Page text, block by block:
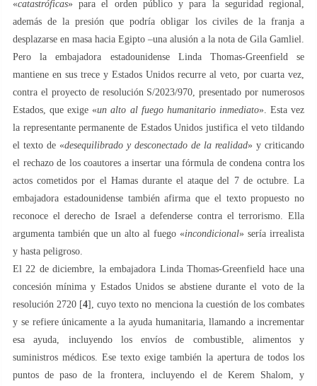
«catastróficas» para el orden público y para la seguridad regional,
además de la presión que podría obligar los civiles de la franja a
desplazarse en masa hacia Egipto –una alusión a la nota de Gila Gamliel.
Pero la embajadora estadounidense Linda Thomas-Greenfield se
mantiene en sus trece y Estados Unidos recurre al veto, por cuarta vez,
contra el proyecto de resolución S/2023/970, presentado por numerosos
Estados, que exige «un alto al fuego humanitario inmediato». Esta vez
la representante permanente de Estados Unidos justifica el veto tildando
el texto de «desequilibrado y desconectado de la realidad» y criticando
el rechazo de los coautores a insertar una fórmula de condena contra los
actos cometidos por el Hamas durante el ataque del 7 de octubre. La
embajadora estadounidense también afirma que el texto propuesto no
reconoce el derecho de Israel a defenderse contra el terrorismo. Ella
argumenta también que un alto al fuego «incondicional» sería irrealista
y hasta peligroso.
El 22 de diciembre, la embajadora Linda Thomas-Greenfield hace una
concesión mínima y Estados Unidos se abstiene durante el voto de la
resolución 2720 [4], cuyo texto no menciona la cuestión de los combates
y se refiere únicamente a la ayuda humanitaria, llamando a incrementar
esa ayuda, incluyendo los envíos de combustible, alimentos y
suministros médicos. Ese texto exige también la apertura de todos los
puntos de paso de la frontera, incluyendo el de Kerem Shalom, y